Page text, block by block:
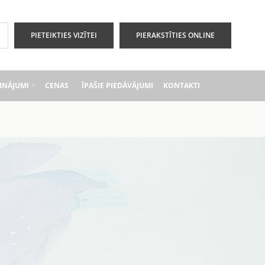
PIETEIKTIES VIZĪTEI PIERAKSTĪTIES ONLINE
CENAS ĪPAŠIE PIEDĀVĀJUMI KONTAKTI